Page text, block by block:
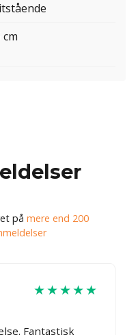
cm
på mere end 200
★★★★★
Fantastisk